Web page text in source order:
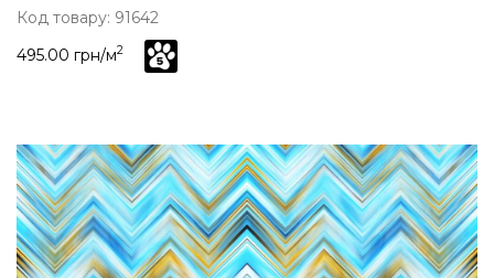
Код товару: 91642
495.00 грн/м2